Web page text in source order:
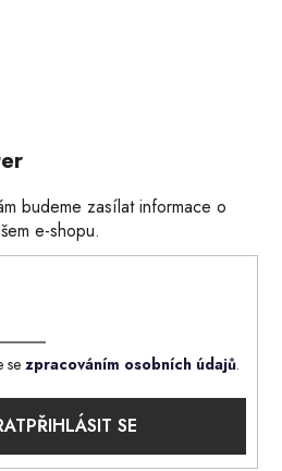
budeme zasílat informace o
e-shopu.
se zpracováním osobních údajů.
PŘIHLÁSIT SE